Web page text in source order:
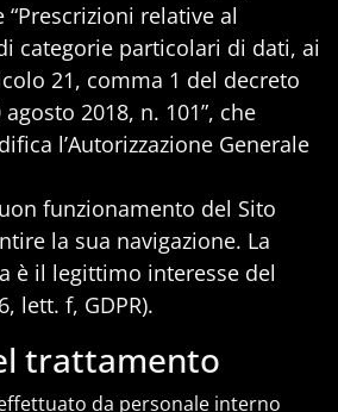
“Prescrizioni relative al
categorie particolari di dati, ai
21, comma 1 del decreto
2018, n. 101”, che
l’Autorizzazione Generale
funzionamento del Sito
la sua navigazione. La
è il legittimo interesse del
lett. f, GDPR).
trattamento
da personale interno